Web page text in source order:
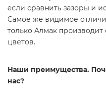
если сравнить зазоры и
Самое же видимое
только Алмак
цветов.
Наши преимущества.
нас?